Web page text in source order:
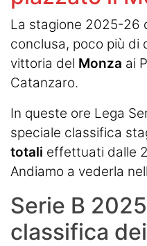
La stagione 2025-26
conclusa, poco più di
vittoria del Monza ai
Catanzaro.
In queste ore Lega
speciale classifica
totali effettuati dalle
Andiamo a vederla
Serie B
classifica